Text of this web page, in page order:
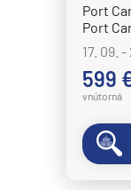
Port
Port
17. 09.
599
vnútorná